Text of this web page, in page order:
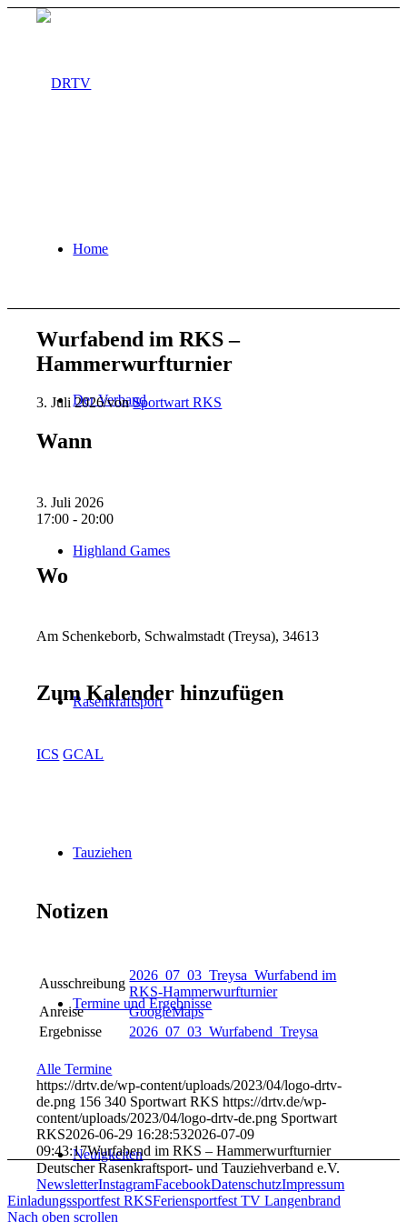
Home
Der Verband
Highland Games
Rasenkraftsport
Tauziehen
Termine und Ergebnisse
Neuigkeiten
Wurfabend im RKS –
Hammerwurfturnier
3. Juli 2026/vonSportwart RKS
Wann
3. Juli 2026
17:00 - 20:00
Wo
Am Schenkeborb, Schwalmstadt (Treysa), 34613
Zum Kalender hinzufügen
ICS GCAL
Notizen
Ausschreibung
2026_07_03_Treysa_Wurfabend im
RKS-Hammerwurfturnier
Anreise
GoogleMaps
Ergebnisse
2026_07_03_Wurfabend_Treysa
Alle Termine
https://drtv.de/wp-content/uploads/2023/04/logo-drtv-
de.png 156 340 Sportwart RKS https://drtv.de/wp-
content/uploads/2023/04/logo-drtv-de.png Sportwart
RKS2026-06-29 16:28:532026-07-09
09:43:17Wurfabend im RKS – Hammerwurfturnier
Deutscher Rasenkraftsport- und Tauziehverband e.V.
NewsletterInstagramFacebookDatenschutzImpressum
Einladungssportfest RKSFeriensportfest TV Langenbrand
Nach oben scrollen